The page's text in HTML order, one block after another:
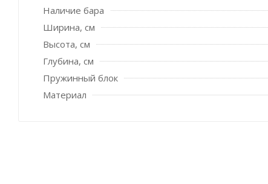
Наличие бара
Ширина, см
Высота, см
Глубина, см
Пружинный блок
Материал